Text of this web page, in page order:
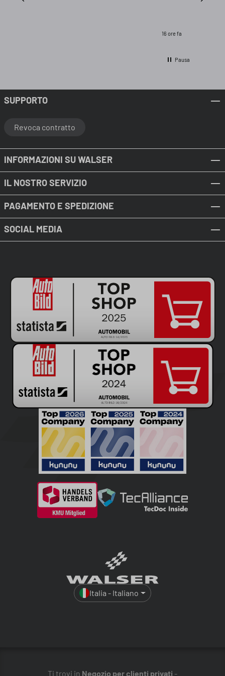
16 ore fa
Pausa
SUPPORTO
Revoca contratto
INFORMAZIONI SU WALSER
IL NOSTRO SERVIZIO
PAGAMENTO E SPEDIZIONE
SOCIAL MEDIA
Italia - Italiano
Ti trovi in Negozio per clienti privati -